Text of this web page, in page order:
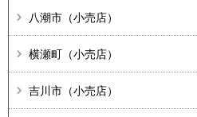
八潮市（小売店）
横瀬町（小売店）
吉川市（小売店）